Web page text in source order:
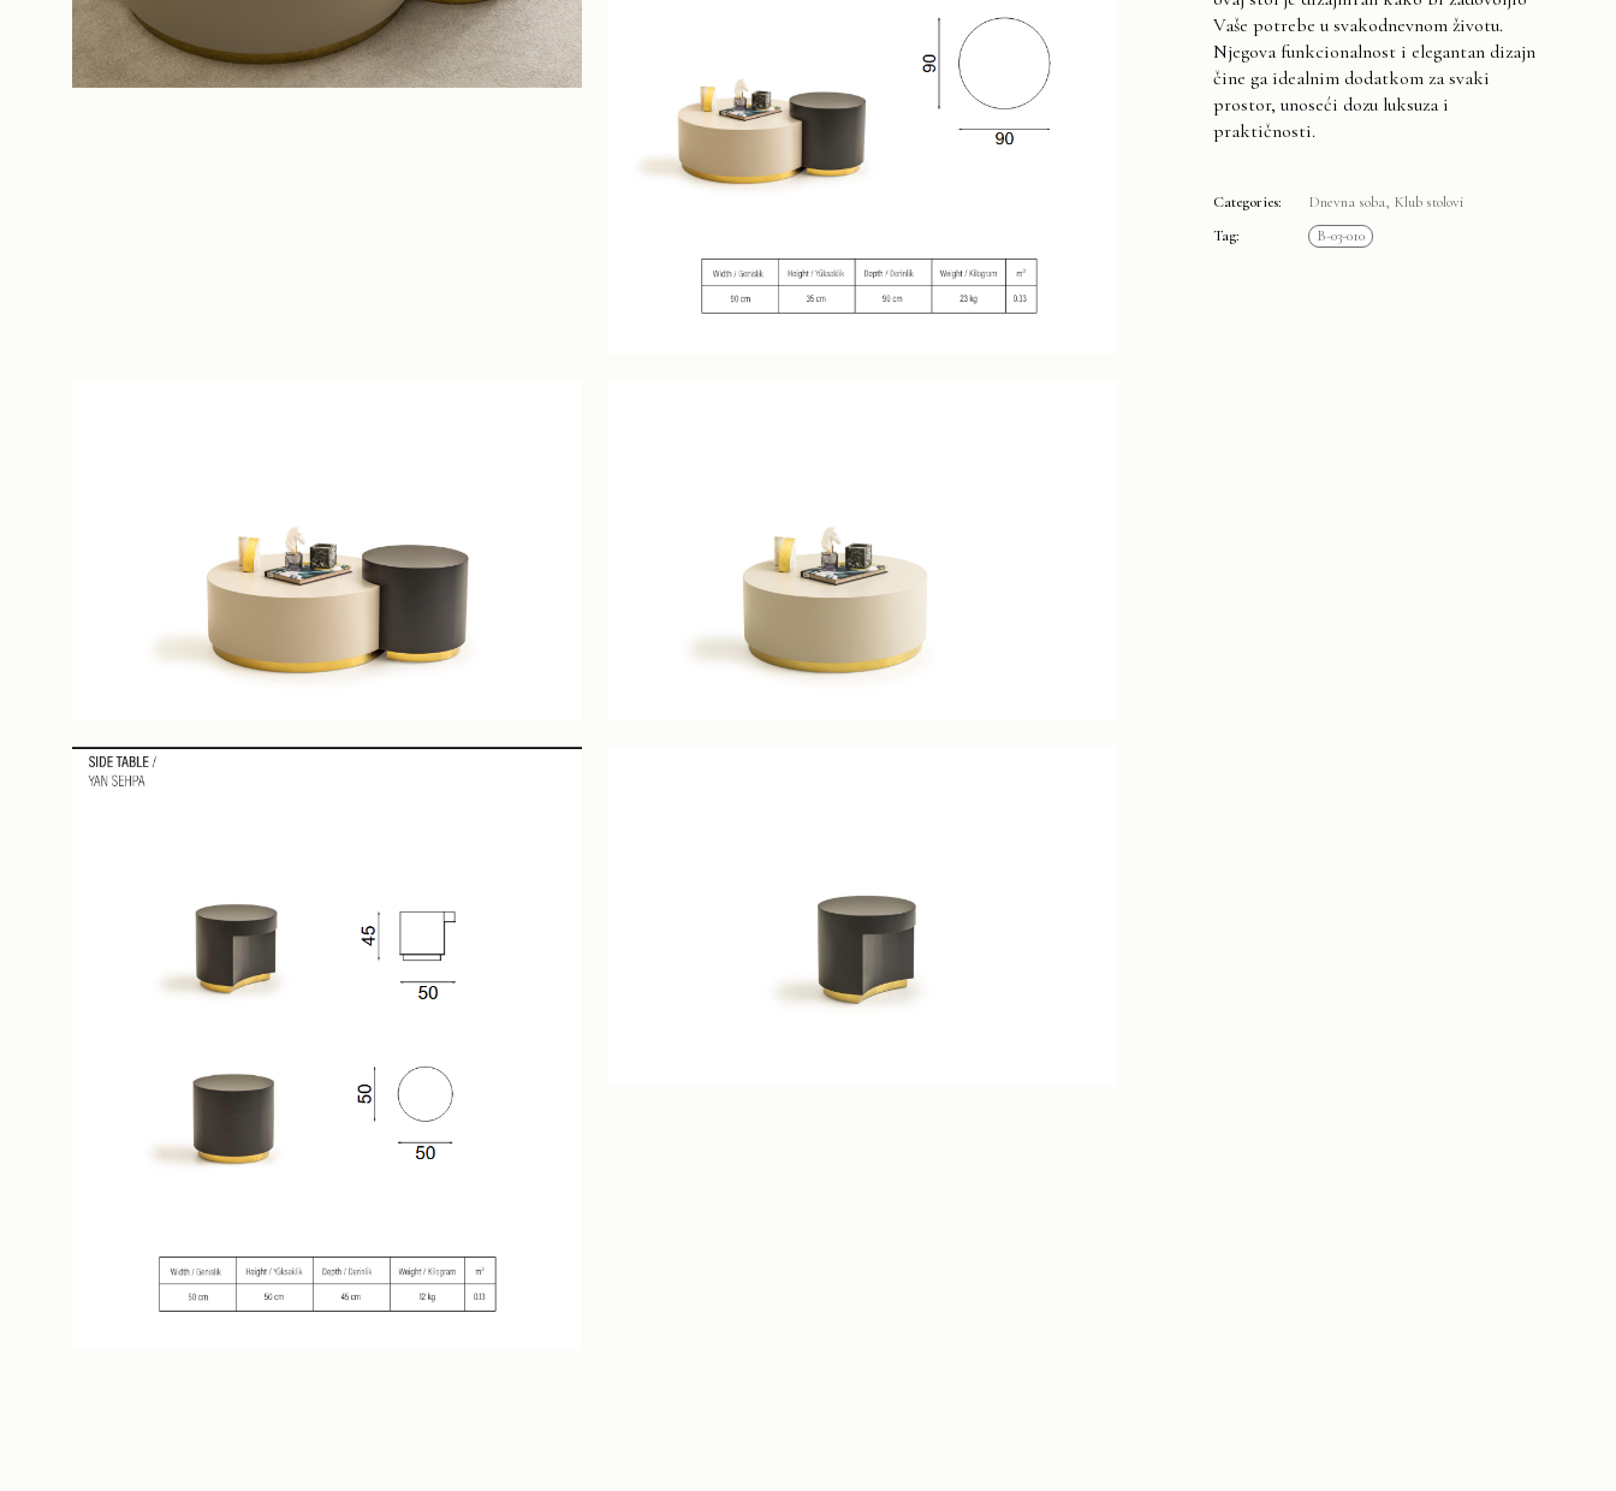
Vaše potrebe u svakodnevnom životu.
Njegova funkcionalnost i elegantan dizajn
čine ga idealnim dodatkom za svaki
prostor, unoseći dozu luksuza i
praktičnosti.
Categories: Dnevna soba, Klub stolovi
Tag:
B-03-010